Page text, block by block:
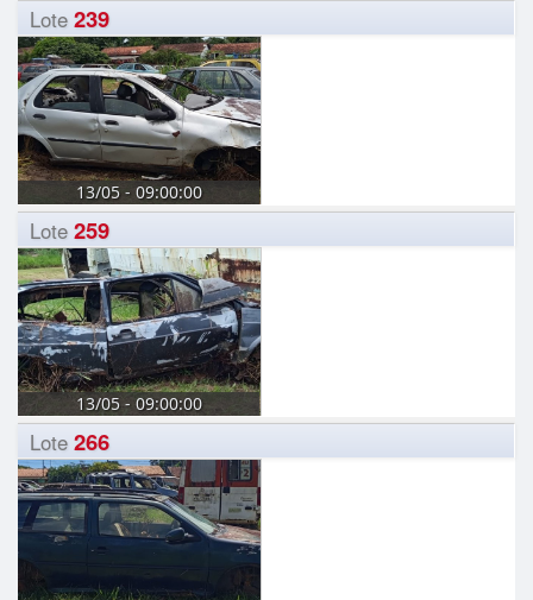
Lote 239
13/05 - 09:00:00
Lote 259
13/05 - 09:00:00
Lote 266